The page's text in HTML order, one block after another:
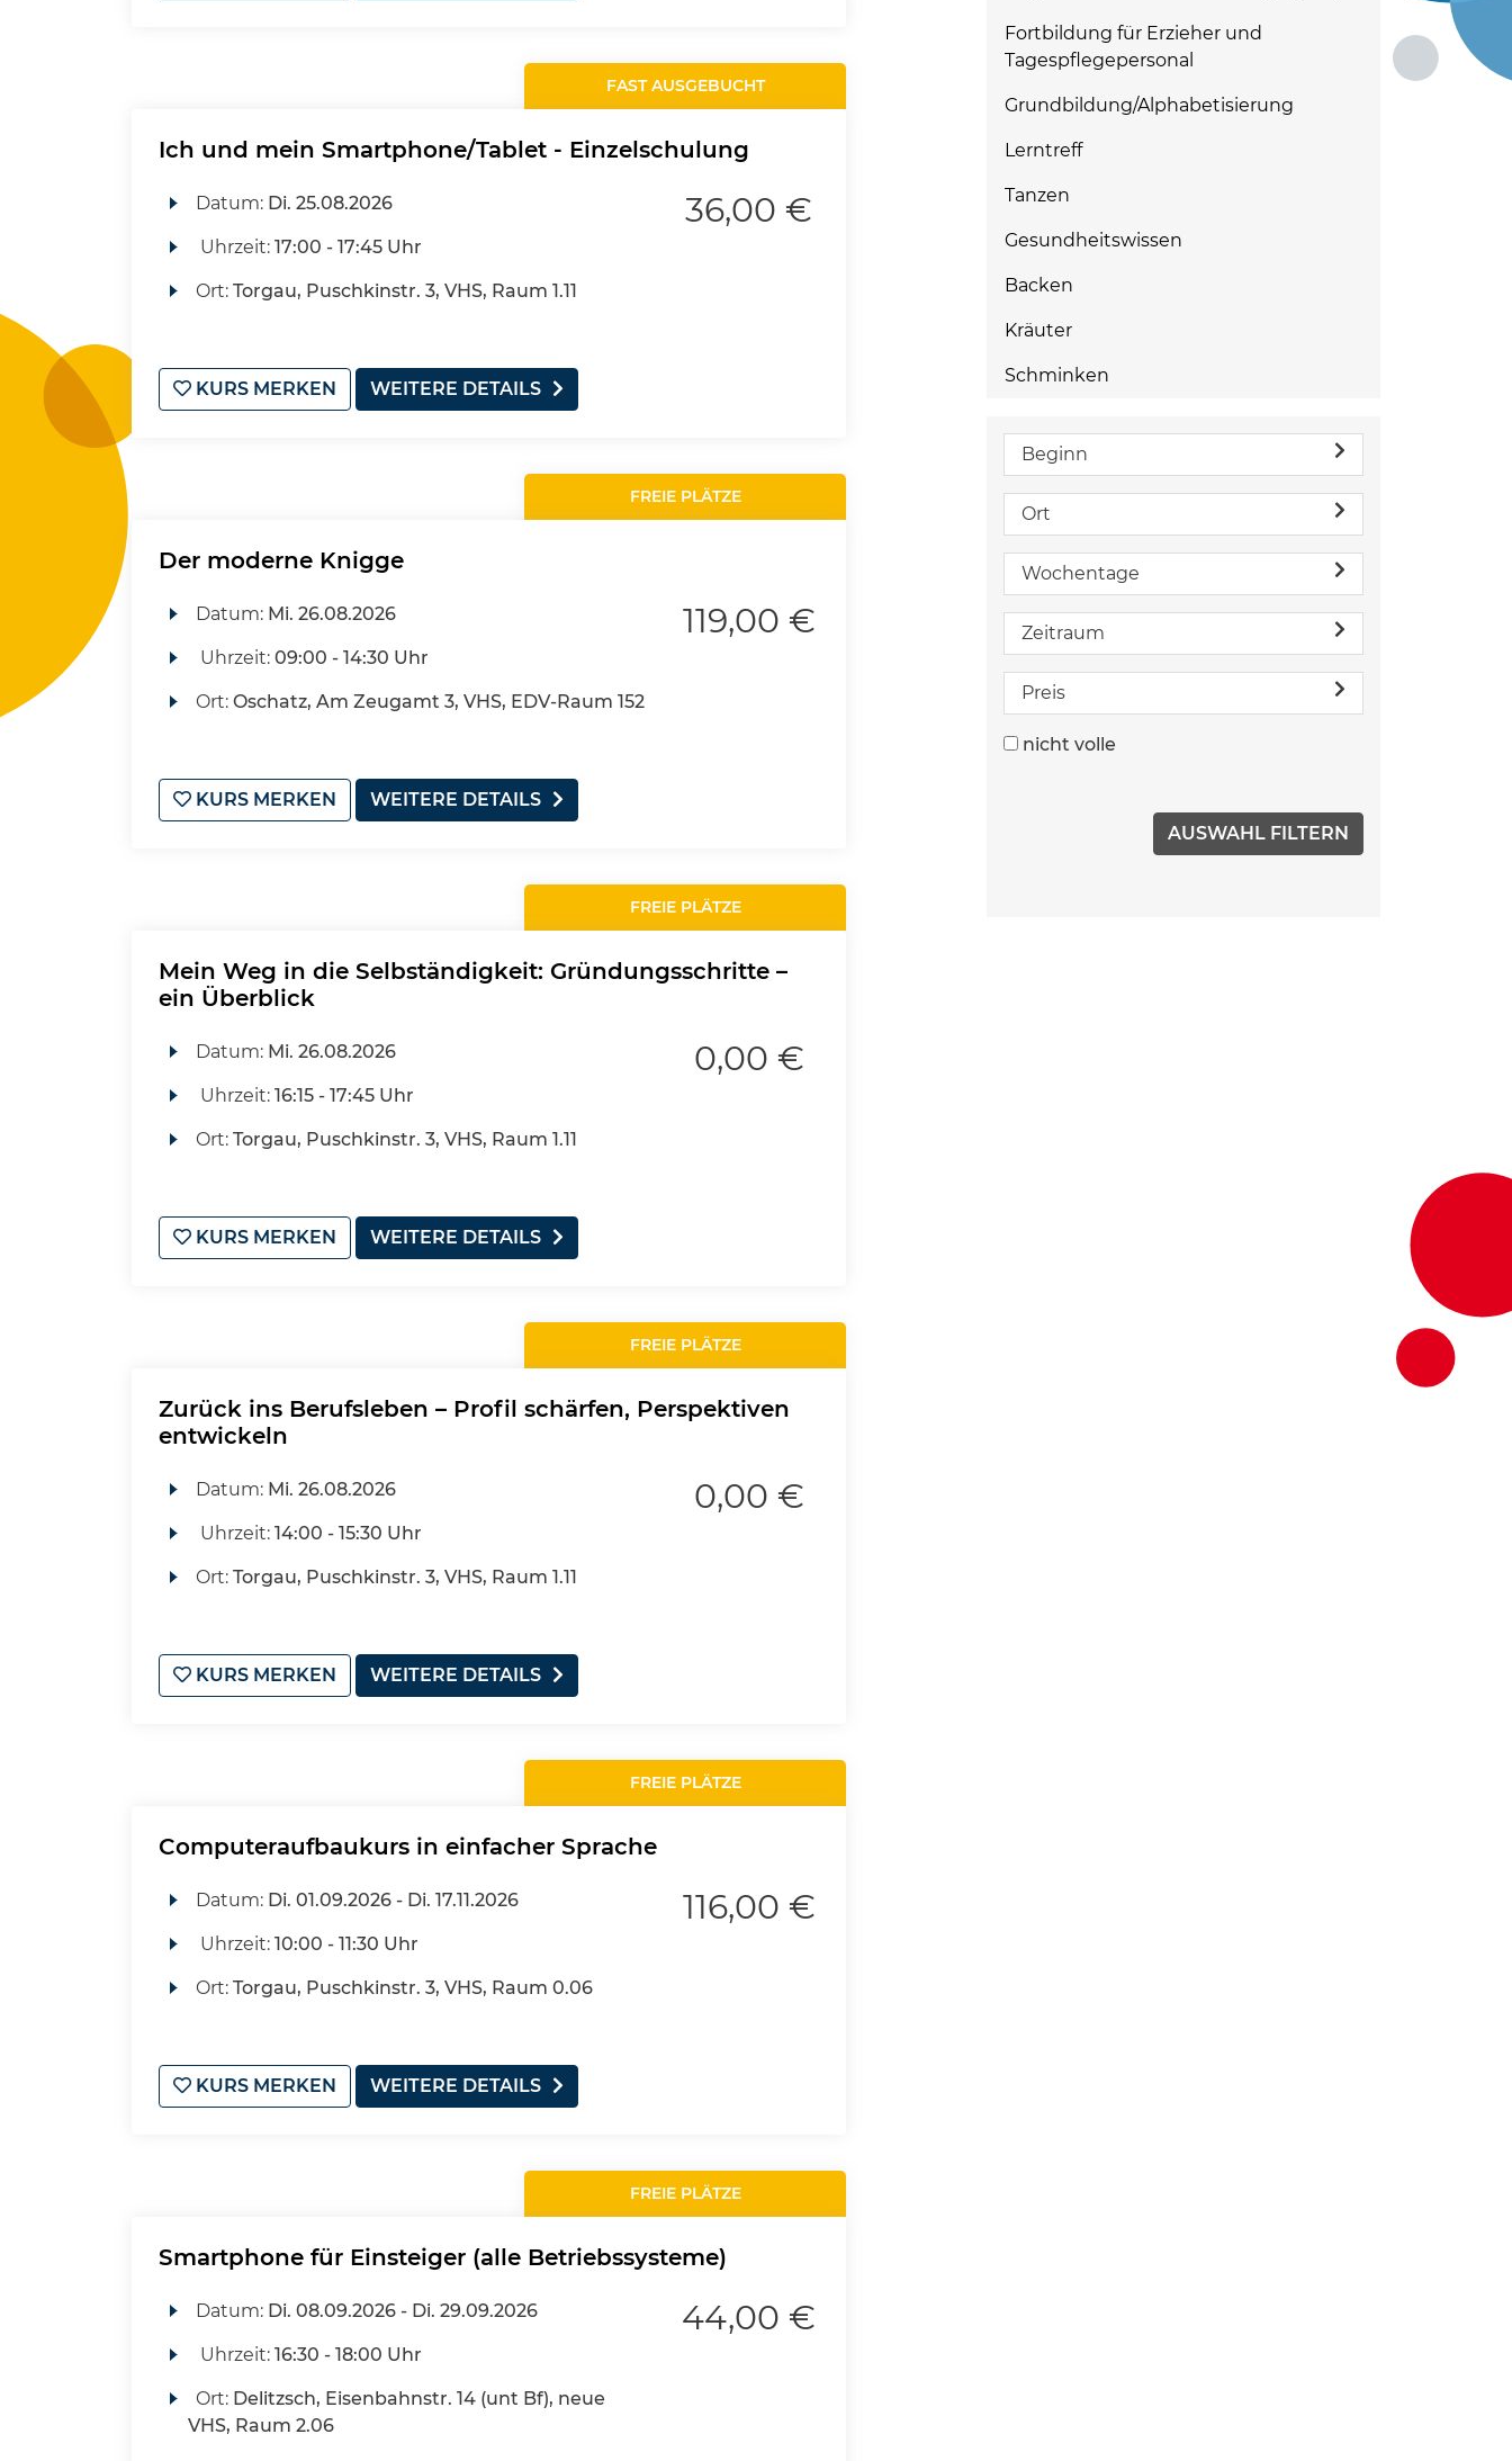
FAST AUSGEBUCHT
Ich und mein Smartphone/Tablet - Einzelschulung
Datum: Di. 25.08.2026
Uhrzeit: 17:00 - 17:45 Uhr
Ort: Torgau, Puschkinstr. 3, VHS, Raum 1.11
36,00 €
KURS MERKEN WEITERE DETAILS
FREIE PLÄTZE
Der moderne Knigge
Datum: Mi. 26.08.2026
Uhrzeit: 09:00 - 14:30 Uhr
Ort: Oschatz, Am Zeugamt 3, VHS, EDV-Raum 152
119,00 €
KURS MERKEN WEITERE DETAILS
FREIE PLÄTZE
Mein Weg in die Selbständigkeit: Gründungsschritte –
ein Überblick
Datum: Mi. 26.08.2026
Uhrzeit: 16:15 - 17:45 Uhr
Ort: Torgau, Puschkinstr. 3, VHS, Raum 1.11
0,00 €
KURS MERKEN WEITERE DETAILS
FREIE PLÄTZE
Zurück ins Berufsleben – Profil schärfen, Perspektiven
entwickeln
Datum: Mi. 26.08.2026
Uhrzeit: 14:00 - 15:30 Uhr
Ort: Torgau, Puschkinstr. 3, VHS, Raum 1.11
0,00 €
KURS MERKEN WEITERE DETAILS
FREIE PLÄTZE
Computeraufbaukurs in einfacher Sprache
Datum: Di. 01.09.2026 - Di. 17.11.2026
Uhrzeit: 10:00 - 11:30 Uhr
Ort: Torgau, Puschkinstr. 3, VHS, Raum 0.06
116,00 €
KURS MERKEN WEITERE DETAILS
FREIE PLÄTZE
Smartphone für Einsteiger (alle Betriebssysteme)
Datum: Di. 08.09.2026 - Di. 29.09.2026
Uhrzeit: 16:30 - 18:00 Uhr
Ort: Delitzsch, Eisenbahnstr. 14 (unt Bf), neue
VHS, Raum 2.06
44,00 €
Fortbildung für Erzieher und
Tagespflegepersonal
Grundbildung/Alphabetisierung
Lerntreff
Tanzen
Gesundheitswissen
Backen
Kräuter
Schminken
Beginn
Ort
Wochentage
Zeitraum
Preis
nicht volle